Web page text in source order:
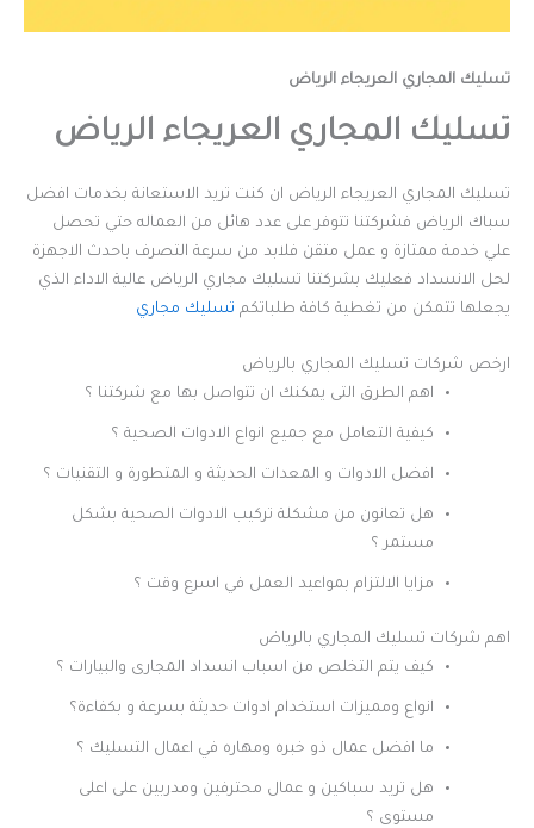
تسليك المجاري العريجاء الرياض
تسليك المجاري العريجاء الرياض
تسليك المجاري العريجاء الرياض ان كنت تريد الاستعانة بخدمات افضل
سباك الرياض فشركتنا تتوفر على عدد هائل من العماله حتي تحصل
علي خدمة ممتازة و عمل متقن فلابد من سرعة التصرف باحدث الاجهزة
لحل الانسداد فعليك بشركتنا تسليك مجاري الرياض عالية الاداء الذي
يجعلها تتمكن من تغطية كافة طلباتكم تسليك مجاري
ارخص شركات تسليك المجاري بالرياض
اهم الطرق التى يمكنك ان تتواصل بها مع شركتنا ؟
كيفية التعامل مع جميع انواع الادوات الصحية ؟
افضل الادوات و المعدات الحديثة و المتطورة و التقنيات ؟
هل تعانون من مشكلة تركيب الادوات الصحية بشكل
مستمر ؟
مزايا الالتزام بمواعيد العمل في اسرع وقت ؟
اهم شركات تسليك المجاري بالرياض
كيف يتم التخلص من اسباب انسداد المجارى والبيارات ؟
انواع ومميزات استخدام ادوات حديثة بسرعة و بكفاءة؟
ما افضل عمال ذو خبره ومهاره في اعمال التسليك ؟
هل تريد سباكين و عمال محترفين ومدربين على اعلى
مستوى ؟